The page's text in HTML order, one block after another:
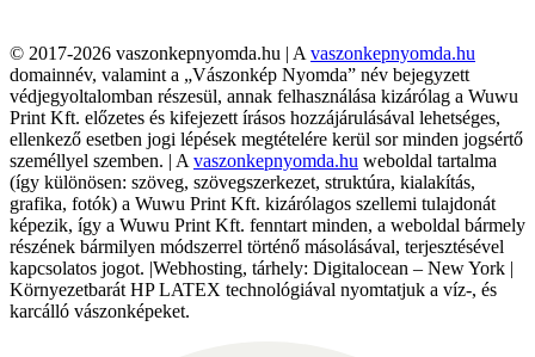
© 2017-2026 vaszonkepnyomda.hu | A vaszonkepnyomda.hu
domainnév, valamint a „Vászonkép Nyomda” név bejegyzett
védjegyoltalomban részesül, annak felhasználása kizárólag a Wuwu
Print Kft. előzetes és kifejezett írásos hozzájárulásával lehetséges,
ellenkező esetben jogi lépések megtételére kerül sor minden jogsértő
személlyel szemben. | A vaszonkepnyomda.hu weboldal tartalma
(így különösen: szöveg, szövegszerkezet, struktúra, kialakítás,
grafika, fotók) a Wuwu Print Kft. kizárólagos szellemi tulajdonát
képezik, így a Wuwu Print Kft. fenntart minden, a weboldal bármely
részének bármilyen módszerrel történő másolásával, terjesztésével
kapcsolatos jogot. |Webhosting, tárhely: Digitalocean – New York |
Környezetbarát HP LATEX technológiával nyomtatjuk a víz-, és
karcálló vászonképeket.